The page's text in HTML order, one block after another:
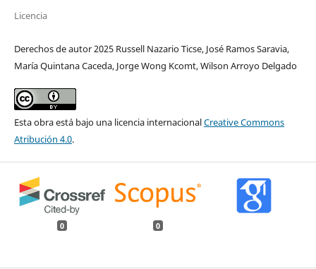
Licencia
Derechos de autor 2025 Russell Nazario Ticse, José Ramos Saravia,
María Quintana Caceda, Jorge Wong Kcomt, Wilson Arroyo Delgado
Esta obra está bajo una licencia internacionalCreative Commons
Atribución 4.0.
0 0